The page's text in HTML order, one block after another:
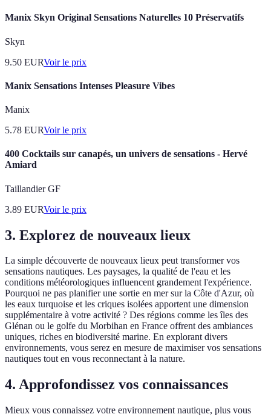
Manix Skyn Original Sensations Naturelles 10 Préservatifs
Skyn
9.50 EURVoir le prix
Manix Sensations Intenses Pleasure Vibes
Manix
5.78 EURVoir le prix
400 Cocktails sur canapés, un univers de sensations - Hervé
Amiard
Taillandier GF
3.89 EURVoir le prix
3. Explorez de nouveaux lieux
La simple découverte de nouveaux lieux peut transformer vos
sensations nautiques. Les paysages, la qualité de l'eau et les
conditions météorologiques influencent grandement l'expérience.
Pourquoi ne pas planifier une sortie en mer sur la Côte d'Azur, où
les eaux turquoise et les criques isolées apportent une dimension
supplémentaire à votre activité ? Des régions comme les îles des
Glénan ou le golfe du Morbihan en France offrent des ambiances
uniques, riches en biodiversité marine. En explorant divers
environnements, vous serez en mesure de maximiser vos sensations
nautiques tout en vous reconnectant à la nature.
4. Approfondissez vos connaissances
Mieux vous connaissez votre environnement nautique, plus vous